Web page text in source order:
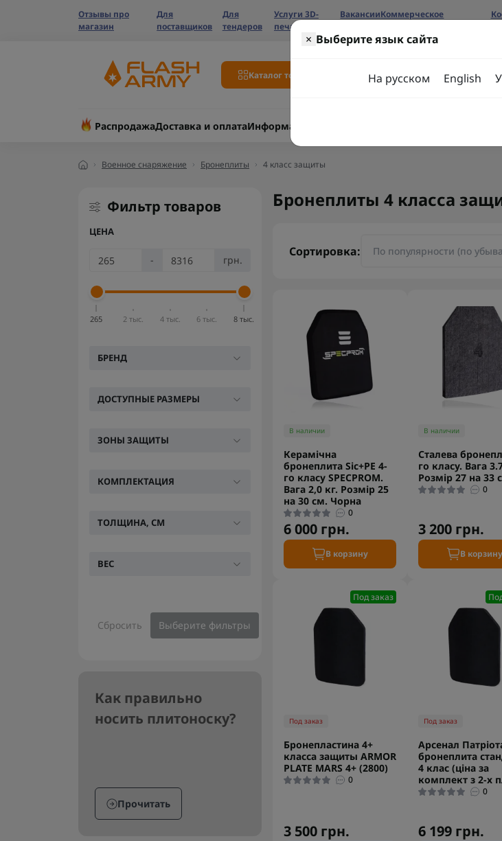
Отзывы про
магазин
Для
поставщиков
Для
тендеров
Услуги 3D-
печати
ВакансииКоммерческое
Каталог товаров
РаспродажаДоставка и оплатаИнформация
Военное снаряжение Бронеплиты 4 класс защиты
× Выберите язык сайта
На русском English
Фильтр товаров
ЦЕНА
- грн.
265 2 тыс. 4 тыс. 6 тыс. 8 тыс.
БРЕНД
ДОСТУПНЫЕ РАЗМЕРЫ
ЗОНЫ ЗАЩИТЫ
КОМПЛЕКТАЦИЯ
ТОЛЩИНА, СМ
ВЕС
Сбросить Выберите фильтры
Как правильно
носить плитоноску?
Прочитать
Бронеплиты 4 класса
Сортировка:
В наличии
Керамічна
бронеплита Sic+PE 4-
го класу SPECPROM.
Вага 2,0 кг. Розмір 25
на 30 см. Чорна
0
6 000 грн.
В корзину
В наличии
Сталева
го класу. Вага
Розмір 27 на 33
0
3 200 грн.
В корзину
Под заказ
Под заказ
Бронепластина 4+
класса защиты ARMOR
PLATE MARS 4+ (2800)
0
3 500 грн.
Под заказ
Арсенал
бронеплита
4 клас (ціна за
комплект з 2-х
0
6 199 грн.